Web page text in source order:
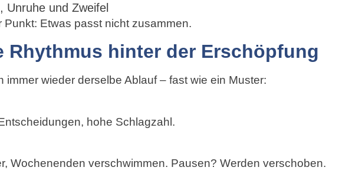
Unruhe und Zweifel
Punkt: Etwas passt nicht zusammen.
Rhythmus hinter der Erschöpfung
immer wieder derselbe Ablauf – fast wie ein Muster:
hohe Schlagzahl.
Wochenenden verschwimmen. Pausen? Werden verschoben.